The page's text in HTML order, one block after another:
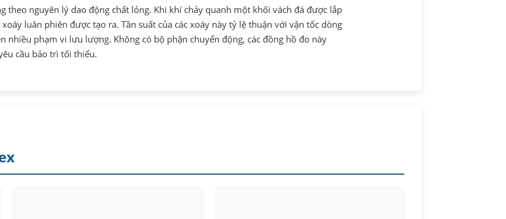
theo nguyên lý dao động chất lỏng. Khi khí chảy quanh một khối vách đá được lắp
luân phiên được tạo ra. Tần suất của các xoáy này tỷ lệ thuận với vận tốc dòng
nhiều phạm vi lưu lượng. Không có bộ phận chuyển động, các đồng hồ đo này
cầu bảo trì tối thiểu.